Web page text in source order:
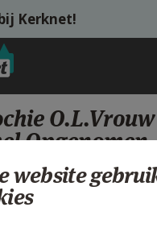
naar de inhoud gaan
Kerknet!
Opgenomen
website